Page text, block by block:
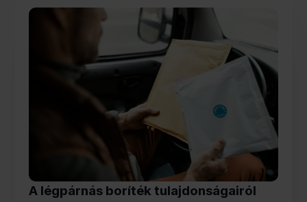
A légpárnás boríték tulajdonságairól